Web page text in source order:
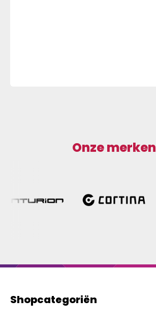
Onze merken
Shopcategoriën